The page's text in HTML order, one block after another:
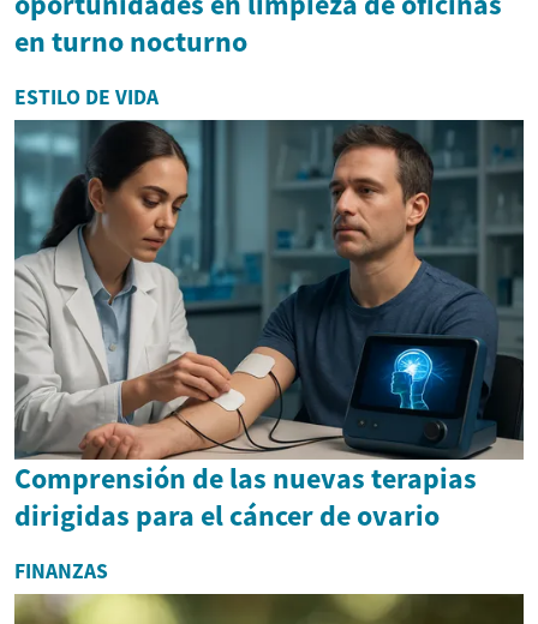
en turno nocturno
ESTILO DE VIDA
Comprensión de las nuevas terapias
dirigidas para el cáncer de ovario
FINANZAS